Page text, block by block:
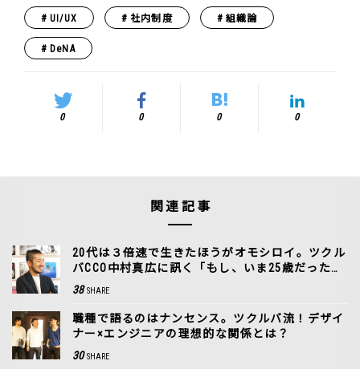
UI/UX 社内制度 組織論
DeNA
0 0 0 0
関連記事
20代は３倍速で生きたほうがオモシロイ。ツクル
バCCO中村真広に訊く「もし、いま25歳だった
ら？」
38 SHARE
職種で語るのはナンセンス。ツクルバ流！デザイ
ナー×エンジニアの理想的な関係とは？
30 SHARE